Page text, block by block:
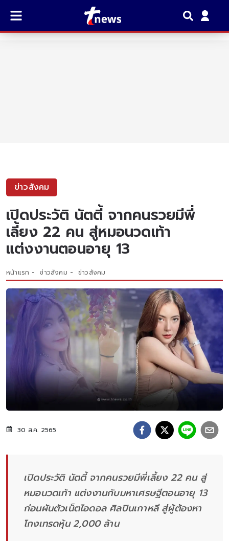
ข่าวสังคม
เปิดประวัติ นัตตี้ จากคนรวยมีพี่
เลี้ยง 22 คน สู่หมอนวดเท้า
แต่งงานตอนอายุ 13
หน้าแรก ข่าวสังคม ข่าวสังคม
30 ส.ค. 2565
เปิดประวัติ นัตตี้ จากคนรวยมีพี่เลี้ยง 22 คน สู่
หมอนวดเท้า แต่งงานกับมหาเศรษฐีตอนอายุ 13
ก่อนผันตัวเน็ตไอดอล ศิลปินเกาหลี สู่ผู้ต้องหา
โกงเทรดหุ้น 2,000 ล้าน